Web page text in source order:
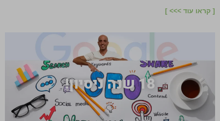
[ קראו עוד >>> ]
18 שנה ניסיון!